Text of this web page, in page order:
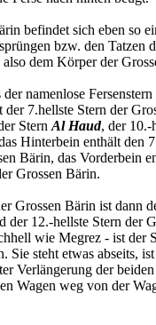
befindet sich eben so
bzw. den Tatzen
dem Körper der
namenlose Fersenstern
der 7.hellste Stern der
Stern Al Haud, der 10.-
Hinterbein enthält den
Bärin, das Vorderbein
Grossen Bärin.
Grossen Bärin ist dann
der 12.-hellste Stern der
wie Megrez - ist der
Sie steht etwas abseits,
Verlängerung der beiden
Wagen weg von der